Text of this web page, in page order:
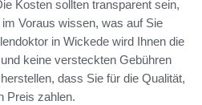
Kosten sollten transparent sein,
Voraus wissen, was auf Sie
in Wickede wird Ihnen die
keine versteckten Gebühren
dass Sie für die Qualität,
Preis zahlen.